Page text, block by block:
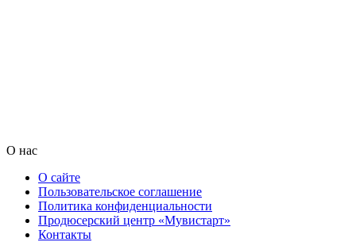
О нас
О сайте
Пользовательское соглашение
Политика конфиденциальности
Продюсерский центр «Мувистарт»
Контакты